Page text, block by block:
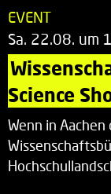
EVENT
Sa. 22.08. um
Science
Wenn in